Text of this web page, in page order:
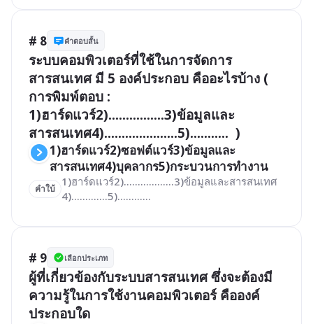
# 8 คำตอบสั้น
ระบบคอมพิวเตอร์ที่ใช้ในการจัดการ
สารสนเทศ มี 5 องค์ประกอบ คืออะไรบ้าง (
การพิมพ์ตอบ :
1)ฮาร์ดแวร์2)................3)ข้อมูลและ
สารสนเทศ4).....................5)...........  )
1)ฮาร์ดแวร์2)ซอฟต์แวร์3)ข้อมูลและ
สารสนเทศ4)บุคลากร5)กระบวนการทำงาน
คำใบ้
1)ฮาร์ดแวร์2)..................3)ข้อมูลและสารสนเทศ
4).............5)............
# 9 เลือกประเภท
ผู้ที่เกี่ยวข้องกับระบบสารสนเทศ ซึ่งจะต้องมี
ความรู้ในการใช้งานคอมพิวเตอร์ คือองค์
ประกอบใด